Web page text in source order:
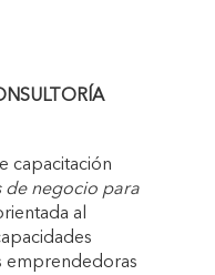
PARA
capacitación
de negocio para
al
emprendedoras